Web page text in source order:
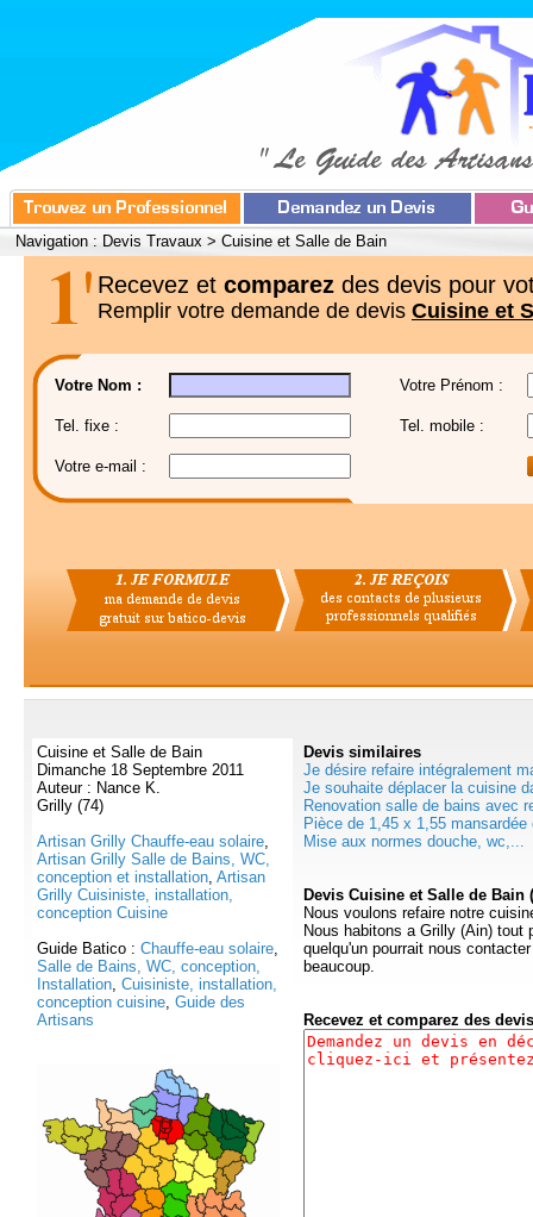
Navigation : Devis Travaux > Cuisine et Salle de Bain
Recevez et comparez des devis pour
Remplir votre demande de devis Cuisine et
Votre Nom : Votre Prénom :
Tel. fixe : Tel. mobile :
Votre e-mail :
Cuisine et Salle de Bain
Dimanche 18 Septembre 2011
Auteur : Nance K.
Grilly (74)
Artisan Grilly Chauffe-eau solaire,
Artisan Grilly Salle de Bains, WC,
conception et installation, Artisan
Grilly Cuisiniste, installation,
conception Cuisine
Guide Batico : Chauffe-eau solaire,
Salle de Bains, WC, conception,
Installation, Cuisiniste, installation,
conception cuisine, Guide des
Artisans
Devis similaires
Je désire refaire intégralement
Je souhaite déplacer la cuisine
Renovation salle de bains avec
Pièce de 1,45 x 1,55
Mise aux normes douche, wc,...
Devis Cuisine et Salle de Bain
Nous voulons refaire notre
Nous habitons a Grilly (Ain) tout
quelqu'un pourrait nous
beaucoup.
Recevez et comparez des